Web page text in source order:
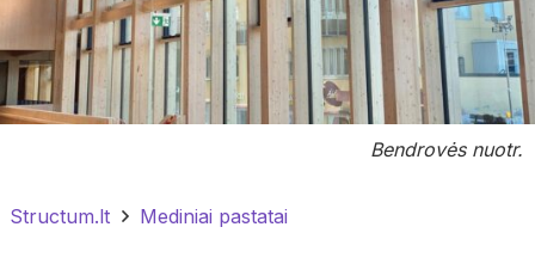
Bendrovės nuotr.
Structum.lt Mediniai pastatai